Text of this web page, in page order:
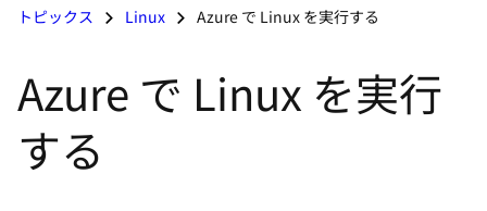
選
トピックス Linux Azure で Linux を実行する
Azure で Linux を実行
する